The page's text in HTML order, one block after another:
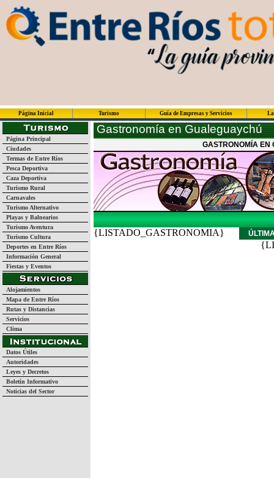
Página Inicial Turismo Guía de Empresas y Servicios
Página Principal
Ciudades
Termas de Entre Ríos
Pesca Deportiva
Caza Deportiva
Turismo Rural
Carnavales
Turismo Alternativo
Playas y Balnearios
Turismo Aventura
Turismo Cultura
Deportes en Entre Ríos
Información General
Fiestas y Eventos
Alojamientos
Mapa de Entre Ríos
Rutas y Distancias
Servicios
Clima
Datos Útiles
Autoridades
Leyes y Decretos
Boletín Informativo
Noticias del Sector
Gastronomía en Gualeguaychú
GASTRONOMÍA EN
{LISTADO_GASTRONOMIA}